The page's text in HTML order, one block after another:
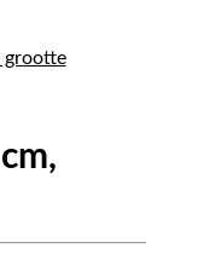
grootte